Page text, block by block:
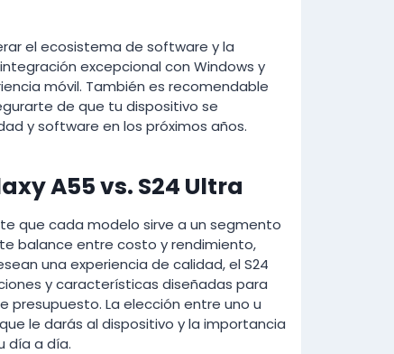
el ecosistema de software y la
excepcional con Windows y
móvil. También es recomendable
de que tu dispositivo se
y software en los próximos años.
A55 vs. S24 Ultra
que cada modelo sirve a un segmento
balance entre costo y rendimiento,
una experiencia de calidad, el S24
y características diseñadas para
presupuesto. La elección entre uno u
le darás al dispositivo y la importancia
día a día.